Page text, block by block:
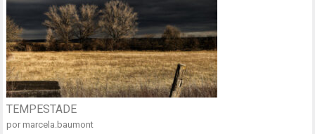
TEMPESTADE
por marcela.baumont